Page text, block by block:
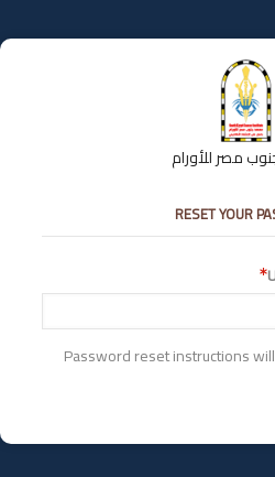
مصر للأورام
RESET YOUR
Password reset instructions